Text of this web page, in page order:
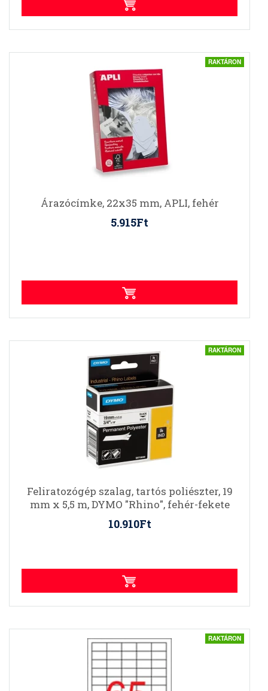
RAKTÁRON
Árazócímke, 22x35 mm, APLI, fehér
5.915Ft
RAKTÁRON
Feliratozógép szalag, tartós poliészter, 19
mm x 5,5 m, DYMO "Rhino", fehér-fekete
10.910Ft
RAKTÁRON